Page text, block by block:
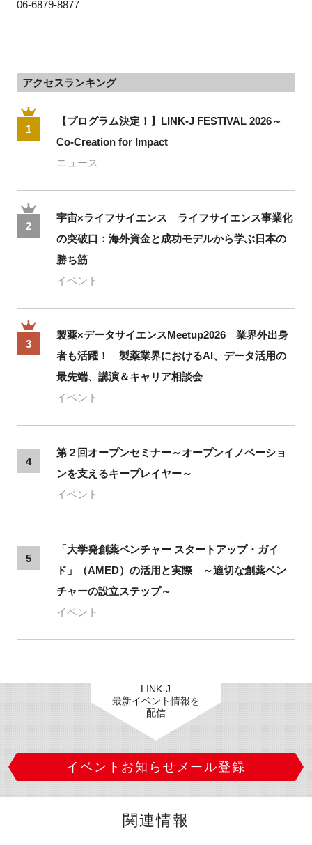
06-6879-8877
アクセスランキング
1
【プログラム決定！】LINK-J FESTIVAL 2026～
Co-Creation for Impact
ニュース
2
宇宙×ライフサイエンス ライフサイエンス事業化
の突破口：海外資金と成功モデルから学ぶ日本の
勝ち筋
イベント
3
製薬×データサイエンスMeetup2026 業界外出身
者も活躍！ 製薬業界におけるAI、データ活用の
最先端、講演＆キャリア相談会
イベント
4
第２回オープンセミナー～オープンイノベーショ
ンを支えるキープレイヤー～
イベント
5
「大学発創薬ベンチャー スタートアップ・ガイ
ド」（AMED）の活用と実際 ～適切な創薬ベン
チャーの設立ステップ～
イベント
LINK-J
最新イベント情報を
配信
イベントお知らせメール登録
関連情報